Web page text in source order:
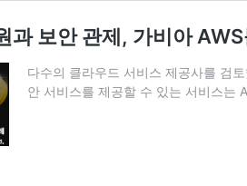
과 보안 관제, 가비아
다수의 클라우드 서비스 제공사를 검
안 서비스를 제공할 수 있는 서비스는